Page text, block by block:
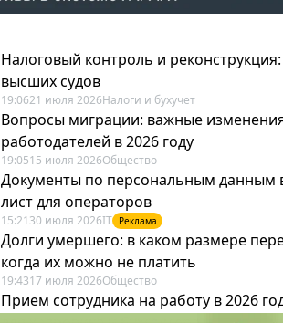
Налоговый контроль и
высших судов
19:0621 июля 2026Налоги и бухучет
Вопросы миграции: важные
работодателей в 2026 году
19:0515 июля 2026Общество
Документы по персональным данным
лист для операторов
15:21 30 июля 2026IT Реклама
Долги умершего: в каком размере
когда их можно не платить
19:4317 июля 2026Общество
Прием сотрудника на работу в 2026